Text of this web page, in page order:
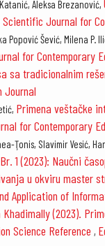
Aleksa Brezanović,
Scientific Journal for
Popović Šević, Milena P.
for Contemporary
sa tradicionalnim
Journal
Primena veštačke
for
Ţonis, Slavimir Vesić,
1 (2023): Naučni
u okviru master
Application of
(2023).
Science Reference ,